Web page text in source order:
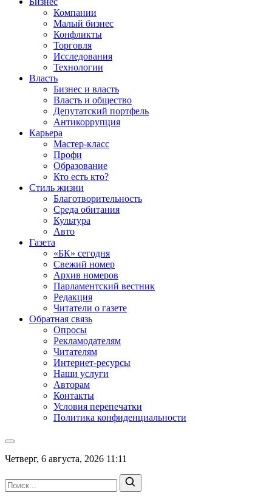
Компании
Малый бизнес
Конфликты
Торговля
Исследования
Технологии
Власть
Бизнес и власть
Власть и общество
Депутатский портфель
Антикоррупция
Карьера
Мастер-класс
Профи
Образование
Кто есть кто?
Стиль жизни
Благотворительность
Среда обитания
Культура
Авто
Газета
«БК» сегодня
Свежий номер
Архив номеров
Парламентский вестник
Редакция
Читатели о газете
Обратная связь
Опросы
Рекламодателям
Читателям
Интернет-ресурсы
Наши услуги
Авторам
Контакты
Условия перепечатки
Политика конфиденциальности
Четверг, 6 августа, 2026 11:11